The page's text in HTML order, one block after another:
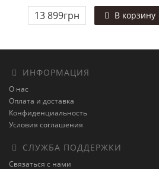
13 899грн В корзину
ИНФОРМАЦИЯ
О нас
Оплата и доставка
Конфиденциальность
Условия соглашения
СЛУЖБА ПОДДЕРЖКИ
Связаться с нами